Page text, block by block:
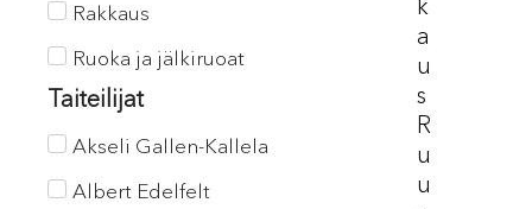
Rakkaus
Ruoka ja jälkiruoat
Taiteilijat
Akseli Gallen-Kallela
Albert Edelfelt
K
A
U
S
R
U
U